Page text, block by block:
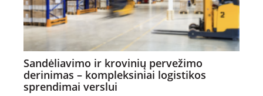
Sandėliavimo ir krovinių pervežimo
derinimas – kompleksiniai logistikos
sprendimai verslui